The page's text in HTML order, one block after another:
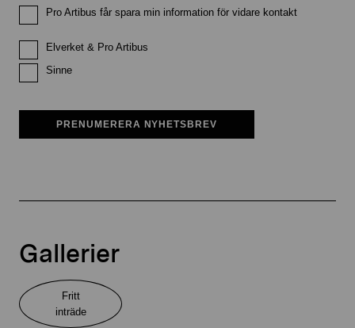
Pro Artibus får spara min information för vidare kontakt
Elverket & Pro Artibus
Sinne
PRENUMERERA NYHETSBREV
Gallerier
Fritt
inträde